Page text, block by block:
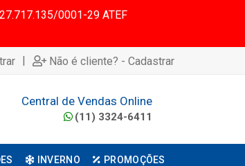
0001-29 ATEF
| Não é cliente? - Cadastrar
Central de Vendas Online
(11) 3324-6411
INVERNO PROMOÇÕES